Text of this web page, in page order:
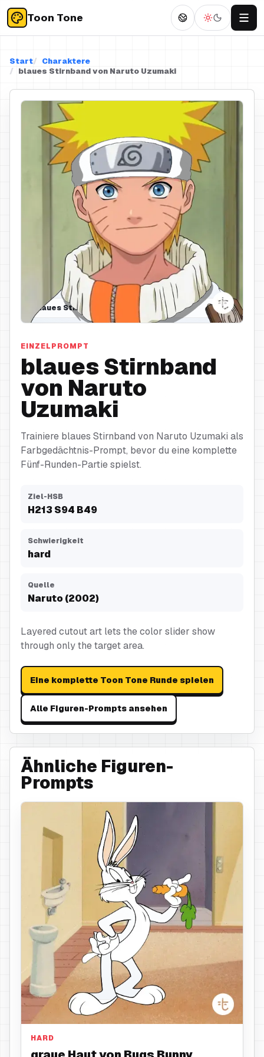
Toon Tone
Start
Charaktere
blaues Stirnband von Naruto Uzumaki
blaues Stirnband
EINZELPROMPT
blaues Stirnband
von Naruto
Uzumaki
Trainiere blaues Stirnband von Naruto Uzumaki als
Farbgedächtnis-Prompt, bevor du eine komplette
Fünf-Runden-Partie spielst.
Ziel-HSB
H213S94 B49
Schwierigkeit
hard
Quelle
Naruto (2002)
Layered cutout art lets the color slider show
through only the target area.
Eine komplette Toon Tone Runde spielen
Alle Figuren-Prompts ansehen
Ähnliche Figuren-
Prompts
graue Haut
HARD